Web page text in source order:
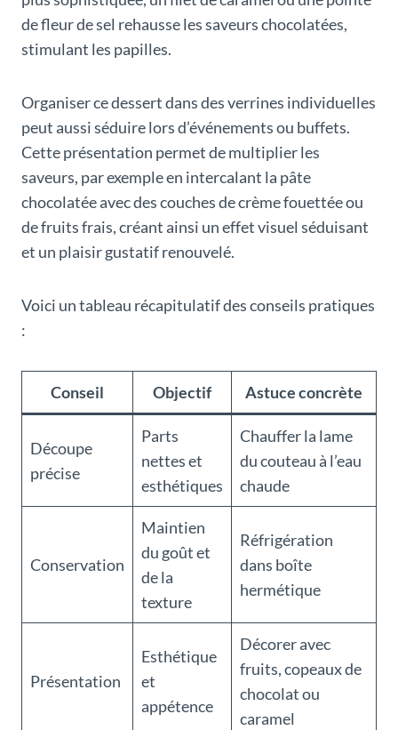
de fleur de sel rehausse les saveurs chocolatées,
stimulant les papilles.
Organiser ce dessert dans des verrines individuelles
peut aussi séduire lors d’événements ou buffets.
Cette présentation permet de multiplier les
saveurs, par exemple en intercalant la pâte
chocolatée avec des couches de crème fouettée ou
de fruits frais, créant ainsi un effet visuel séduisant
et un plaisir gustatif renouvelé.
Voici un tableau récapitulatif des conseils pratiques
:
Conseil Objectif Astuce concrète
Découpe
précise
Parts
nettes et
esthétiques
Chauffer la lame
du couteau à l’eau
chaude
Conservation
Maintien
du goût et
de la
texture
Réfrigération
dans boîte
hermétique
Présentation
Esthétique
et
appétence
Décorer avec
fruits, copeaux de
chocolat ou
caramel